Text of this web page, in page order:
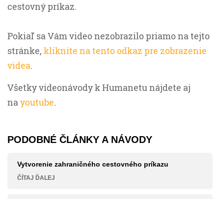
cestovný príkaz.
Pokiaľ sa Vám video nezobrazilo priamo na tejto
stránke, kliknite na tento odkaz pre zobrazenie
videa.
Všetky videonávody k Humanetu nájdete aj
nayoutube.
PODOBNÉ ČLÁNKY A NÁVODY
Vytvorenie zahraničného cestovného príkazu
ČÍTAJ ĎALEJ